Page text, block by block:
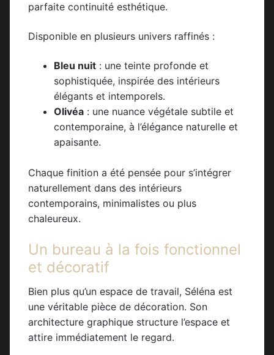
parfaite continuité esthétique.
Disponible en plusieurs univers raffinés :
Bleu nuit: une teinte profonde et
sophistiquée, inspirée des intérieurs
élégants et intemporels.
Olivéa: une nuance végétale subtile et
contemporaine, à l’élégance naturelle et
apaisante.
Chaque finition a été pensée pour s’intégrer
naturellement dans des intérieurs
contemporains, minimalistes ou plus
chaleureux.
Un bureau à la fois fonctionnel
et décoratif
Bien plus qu’un espace de travail, Séléna est
une véritable pièce de décoration. Son
architecture graphique structure l’espace et
attire immédiatement le regard.